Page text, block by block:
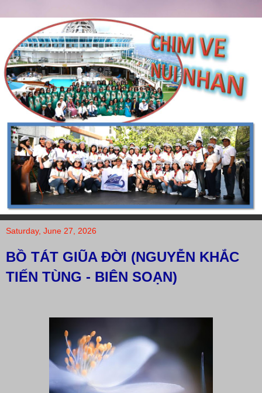
Saturday, June 27, 2026
BỒ TÁT GIŨA ĐỜI (NGUYỄN KHẮC
TIẾN TÙNG - BIÊN SOẠN)